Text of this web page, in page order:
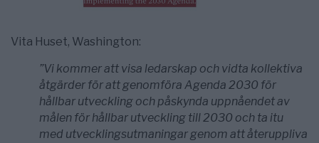
Vita Huset, Washington:
”Vi kommer att visa ledarskap och vidta kollektiva
åtgärder för att genomföra Agenda 2030 för
hållbar utveckling och påskynda uppnåendet av
målen för hållbar utveckling till 2030 och ta itu
med utvecklingsutmaningar genom att återuppliva